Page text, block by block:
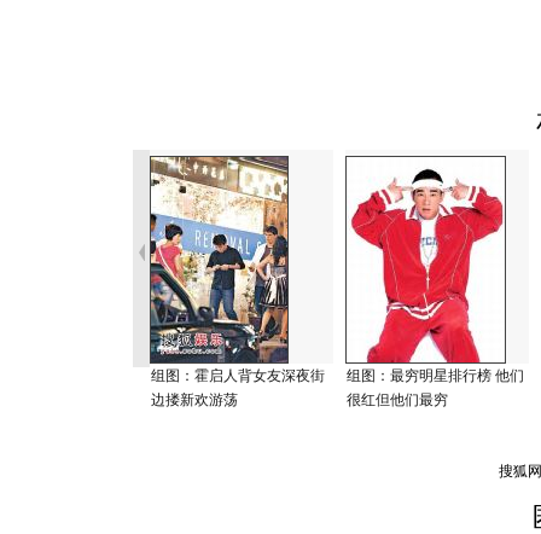
组图：霍启人背女友深夜街
边搂新欢游荡
组图：最穷明星排行榜 他们
很红但他们最穷